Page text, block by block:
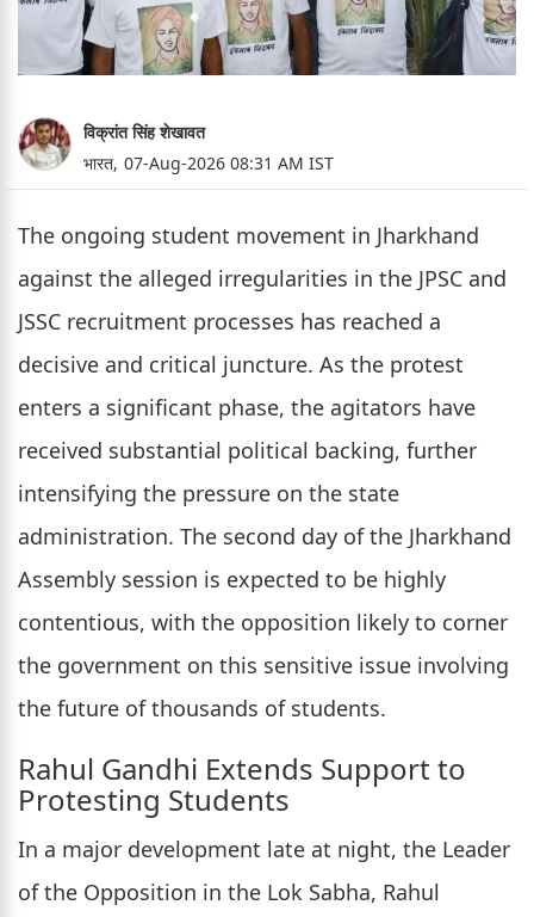
विक्रांत सिंह शेखावत
भारत, 07-Aug-2026 08:31 AM IST
The ongoing student movement in Jharkhand
against the alleged irregularities in the JPSC and
JSSC recruitment processes has reached a
decisive and critical juncture. As the protest
enters a significant phase, the agitators have
received substantial political backing, further
intensifying the pressure on the state
administration. The second day of the Jharkhand
Assembly session is expected to be highly
contentious, with the opposition likely to corner
the government on this sensitive issue involving
the future of thousands of students.
Rahul Gandhi Extends Support to
Protesting Students
In a major development late at night, the Leader
of the Opposition in the Lok Sabha, Rahul